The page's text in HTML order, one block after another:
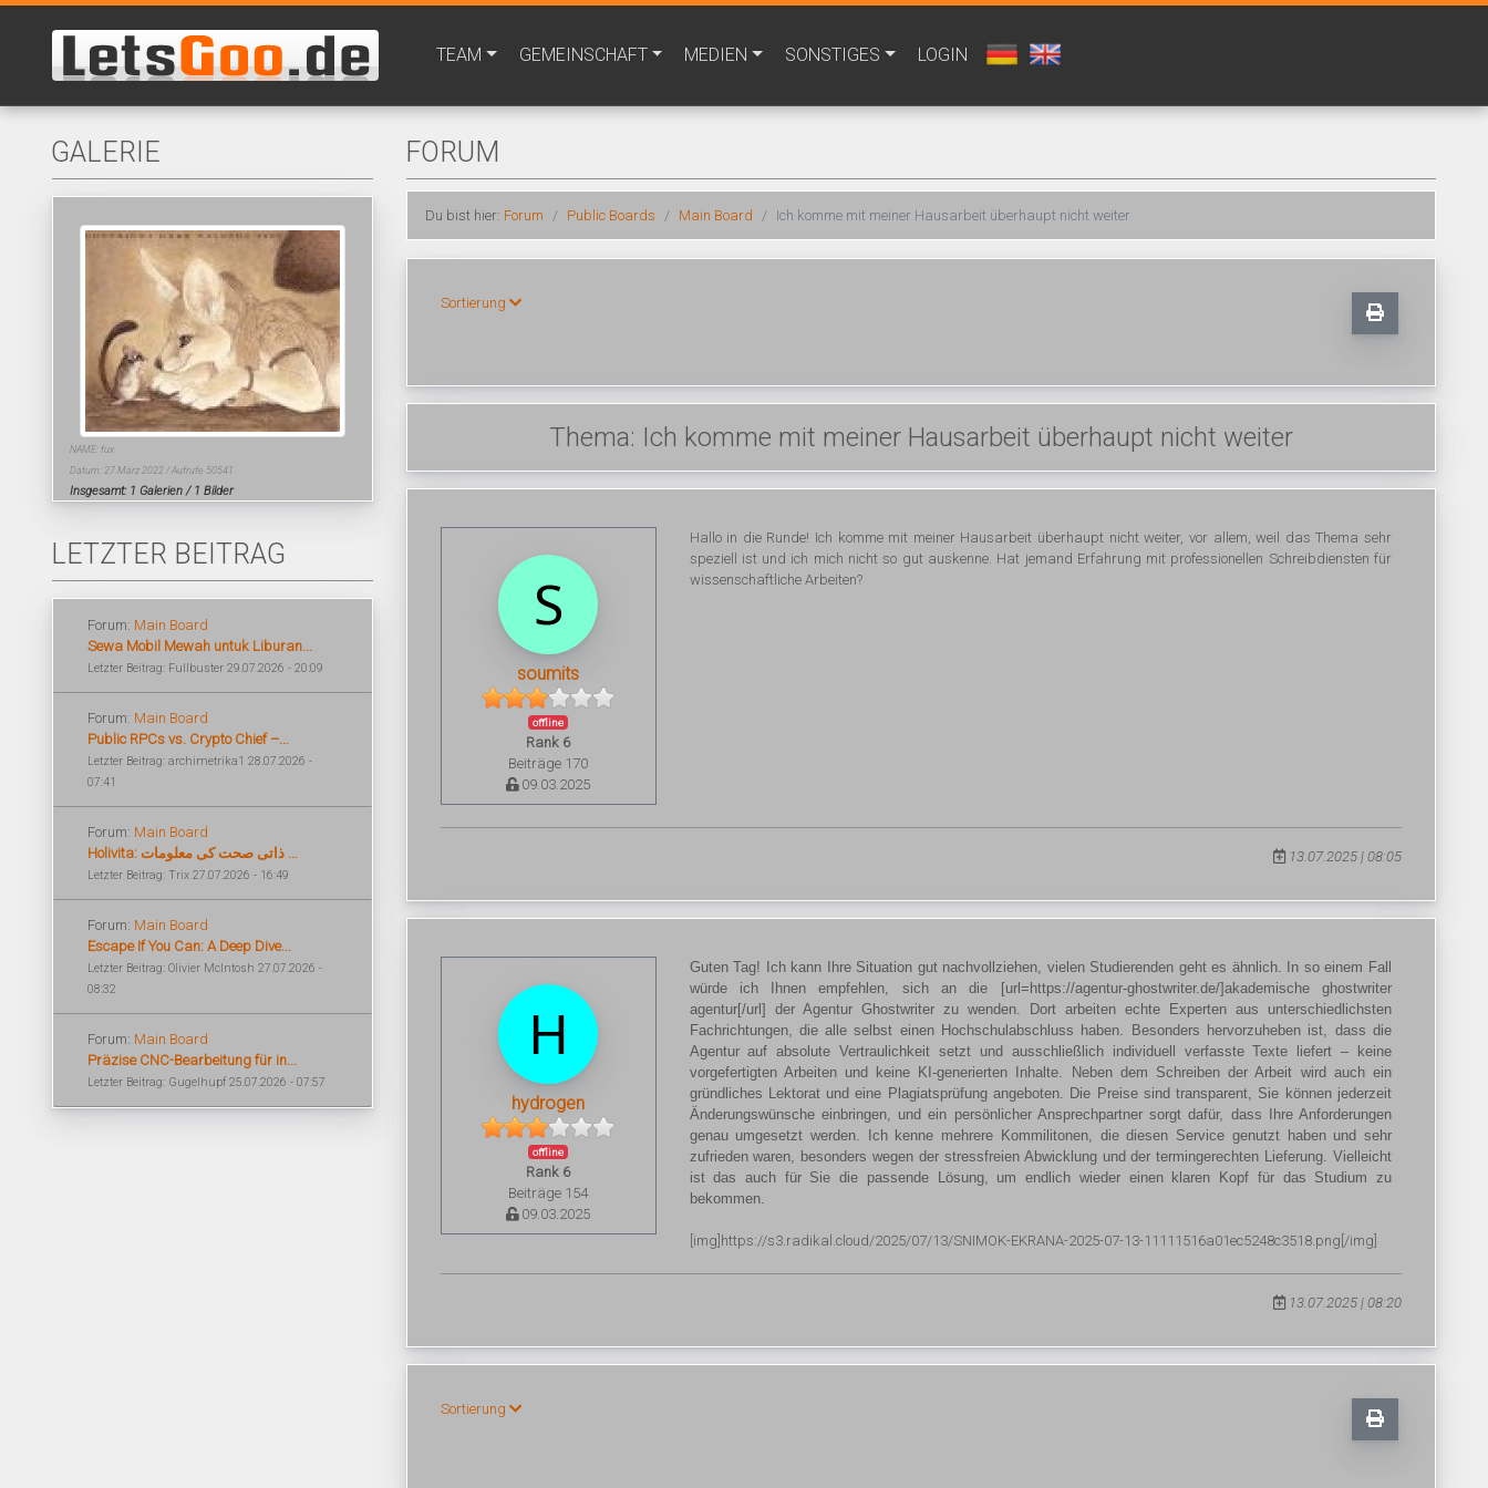
TEAM GEMEINSCHAFT MEDIEN SONSTIGES LOGIN
GALERIE
NAME: fux
Datum: 27.März 2022 / Aufrufe 50541
Insgesamt: 1 Galerien / 1 Bilder
LETZTER BEITRAG
Forum: Main Board
Sewa Mobil Mewah untuk Liburan...
Letzter Beitrag: Fullbuster 29.07.2026 - 20:09
Forum: Main Board
Public RPCs vs. Crypto Chief –...
Letzter Beitrag: archimetrika1 28.07.2026 -
07:41
Forum: Main Board
Holivita: ذاتی صحت کی معلومات ...
Letzter Beitrag: Trix 27.07.2026 - 16:49
Forum: Main Board
Escape If You Can: A Deep Dive...
Letzter Beitrag: Olivier McIntosh 27.07.2026 -
08:32
Forum: Main Board
Präzise CNC-Bearbeitung für in...
Letzter Beitrag: Gugelhupf 25.07.2026 - 07:57
FORUM
Du bist hier: Forum Public Boards Main Board Ich komme mit meiner Hausarbeit überhaupt nicht weiter
Sortierung
Thema: Ich komme mit meiner Hausarbeit überhaupt nicht weiter
soumits
offline
Rank 6
Beiträge 170
09.03.2025
Hallo in die Runde! Ich komme mit meiner Hausarbeit überhaupt nicht weiter, vor allem, weil das Thema sehr
speziell ist und ich mich nicht so gut auskenne. Hat jemand Erfahrung mit professionellen Schreibdiensten für
wissenschaftliche Arbeiten?
13.07.2025 | 08:05
hydrogen
offline
Rank 6
Beiträge 154
09.03.2025
Guten Tag! Ich kann Ihre Situation gut nachvollziehen, vielen Studierenden geht es ähnlich. In so einem Fall
würde ich Ihnen empfehlen, sich an die [url=https://agentur-ghostwriter.de/]akademische ghostwriter
agentur[/url] der Agentur Ghostwriter zu wenden. Dort arbeiten echte Experten aus unterschiedlichsten
Fachrichtungen, die alle selbst einen Hochschulabschluss haben. Besonders hervorzuheben ist, dass die
Agentur auf absolute Vertraulichkeit setzt und ausschließlich individuell verfasste Texte liefert – keine
vorgefertigten Arbeiten und keine KI-generierten Inhalte. Neben dem Schreiben der Arbeit wird auch ein
gründliches Lektorat und eine Plagiatsprüfung angeboten. Die Preise sind transparent, Sie können jederzeit
Änderungswünsche einbringen, und ein persönlicher Ansprechpartner sorgt dafür, dass Ihre Anforderungen
genau umgesetzt werden. Ich kenne mehrere Kommilitonen, die diesen Service genutzt haben und sehr
zufrieden waren, besonders wegen der stressfreien Abwicklung und der termingerechten Lieferung. Vielleicht
ist das auch für Sie die passende Lösung, um endlich wieder einen klaren Kopf für das Studium zu
bekommen.
[img]https://s3.radikal.cloud/2025/07/13/SNIMOK-EKRANA-2025-07-13-11111516a01ec5248c3518.png[/img]
13.07.2025 | 08:20
Sortierung